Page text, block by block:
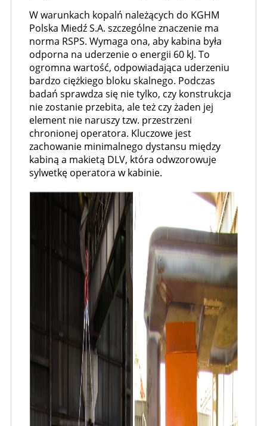
W warunkach kopalń należących do KGHM
Polska Miedź S.A. szczególne znaczenie ma
norma RSPS. Wymaga ona, aby kabina była
odporna na uderzenie o energii 60 kJ. To
ogromna wartość, odpowiadająca uderzeniu
bardzo ciężkiego bloku skalnego. Podczas
badań sprawdza się nie tylko, czy konstrukcja
nie zostanie przebita, ale też czy żaden jej
element nie naruszy tzw. przestrzeni
chronionej operatora. Kluczowe jest
zachowanie minimalnego dystansu między
kabiną a makietą DLV, która odwzorowuje
sylwetkę operatora w kabinie.